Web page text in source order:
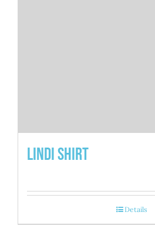
Lindi Shirt
Details